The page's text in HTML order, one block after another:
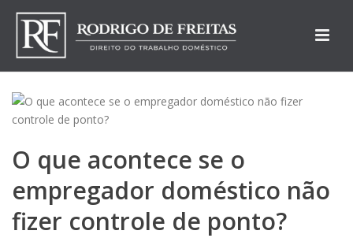
O que acontece se o
empregador doméstico não
fizer controle de ponto?